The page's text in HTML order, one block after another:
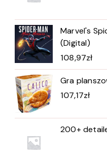
Marvel's
(Digital)
108,97zł
Gra
107,17zł
200+